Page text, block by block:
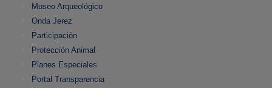
Museo Arqueológico
Onda Jerez
Participación
Protección Animal
Planes Especiales
Portal Transparencia